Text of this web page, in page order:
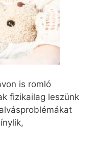
is romló
fizikailag leszünk